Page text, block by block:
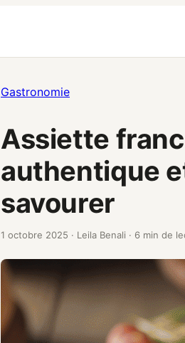
Gastronomie
Assiette
authentique
savourer
1 octobre 2025 · Leila Benali · 6 min de